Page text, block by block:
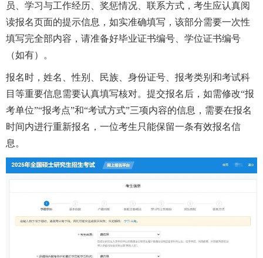
员、学习与工作经历、奖惩情况、联系方式，考生应认真阅
读报名页面的提示信息，如实准确填写，该部分需要一次性
填写完全部内容，请准备好毕业证书编号、学位证书编号
（如有）。
报名时，姓名、性别、民族、身份证号、报考类别和考试科
目等重要信息需要认真填写核对。提交报名后，如需修改“报
考单位”“报考点”和“考试方式”三项内容的信息，需要在报名
时间内进行重新报名，一位考生只能保留一条有效报名信
息。